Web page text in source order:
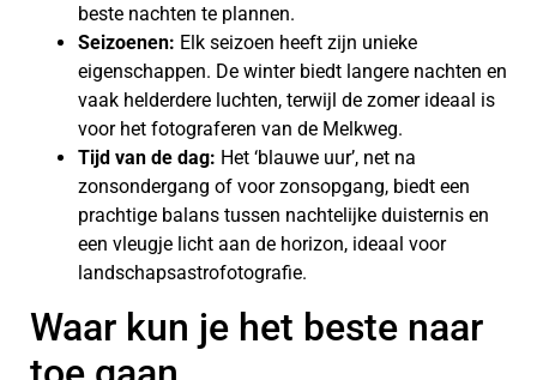
beste nachten te plannen.
Seizoenen: Elk seizoen heeft zijn unieke
eigenschappen. De winter biedt langere nachten en
vaak helderdere luchten, terwijl de zomer ideaal is
voor het fotograferen van de Melkweg.
Tijd van de dag: Het ‘blauwe uur’, net na
zonsondergang of voor zonsopgang, biedt een
prachtige balans tussen nachtelijke duisternis en
een vleugje licht aan de horizon, ideaal voor
landschapsastrofotografie.
Waar kun je het beste naar